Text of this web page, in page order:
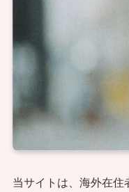
当サイトは、海外在住